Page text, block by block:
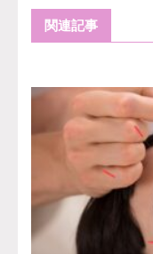
関連記事